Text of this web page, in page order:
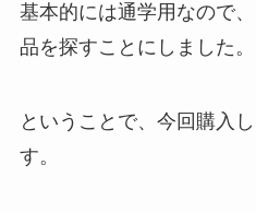
基本的には通学用なので
品を探すことにしました。
ということで、今回購入
す。